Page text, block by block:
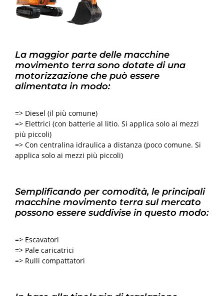
La maggior parte delle macchine
movimento terra sono dotate di una
motorizzazione che può essere
alimentata in modo:
=> Diesel (il più comune)
=> Elettrici (con batterie al litio. Si applica solo ai mezzi
più piccoli)
=> Con centralina idraulica a distanza (poco comune. Si
applica solo ai mezzi più piccoli)
Semplificando per comodità, le principali
macchine movimento terra sul mercato
possono essere suddivise in questo modo:
=> Escavatori
=> Pale caricatrici
=> Rulli compattatori